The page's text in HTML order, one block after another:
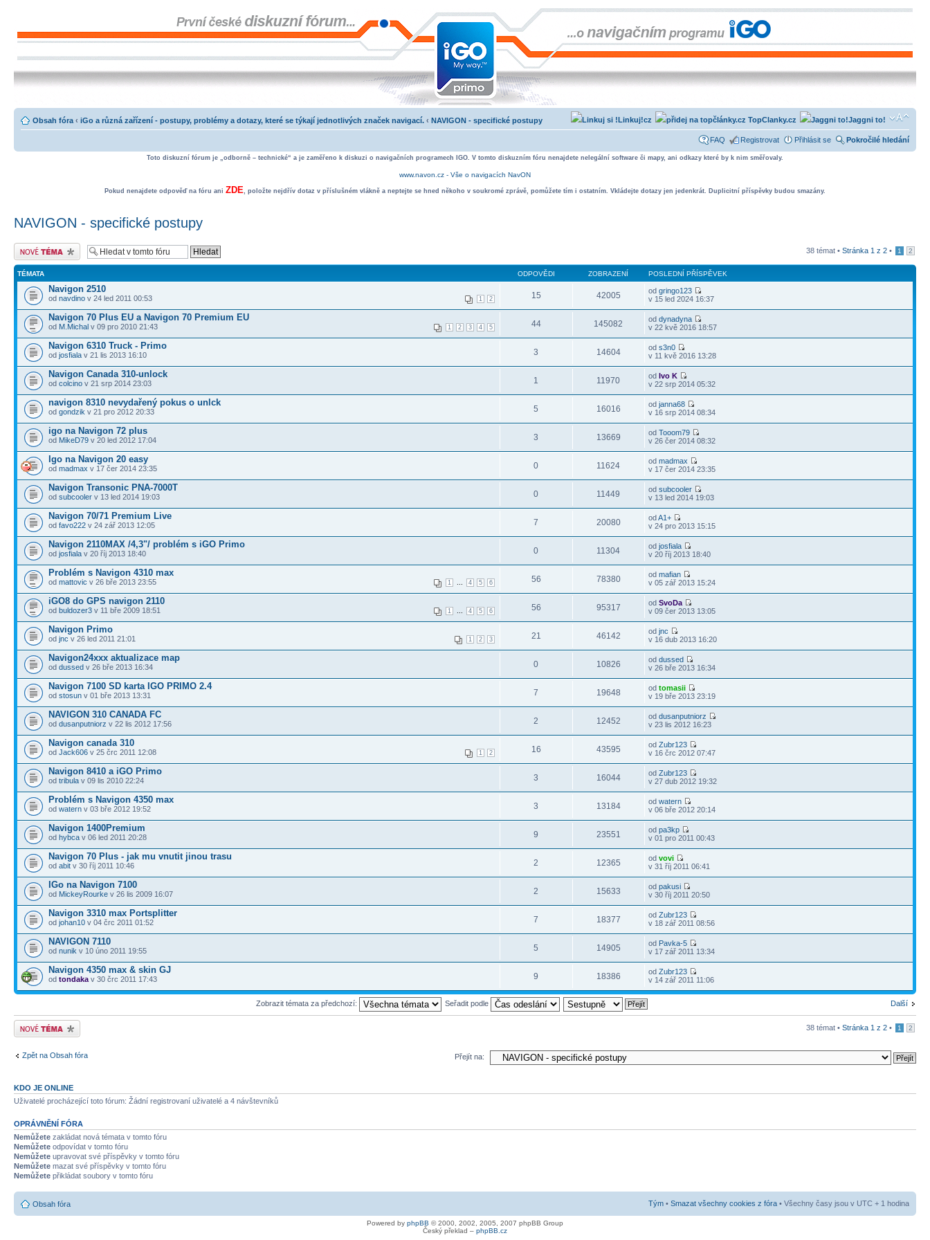
Obsah fóra ‹ iGo a různá zařízení - postupy, problémy a dotazy, které se týkají jednotlivých značek navigací. ‹ NAVIGON - specifické postupy Jaggni to!
TopClanky.cz
Linkuj!cz
FAQ Registrovat Přihlásit se Pokročilé hledání
Toto diskuzní fórum je „odborně – technické“ a je zaměřeno k diskuzi o navigačních programech IGO. V tomto diskuzním fóru nenajdete nelegální software či mapy, ani odkazy které by k nim směřovaly.
www.navon.cz - Vše o navigacích NavON
Pokud nenajdete odpověď na fóru ani ZDE, položte nejdřív dotaz v příslušném vlákně a neptejte se hned někoho v soukromé zprávě, pomůžete tím i ostatním. Vkládejte dotazy jen jedenkrát. Duplicitní příspěvky budou smazány.
NAVIGON - specifické postupy
Odeslat nové téma 38 témat • Stránka 1 z 2 • 1 2
TÉMATA ODPOVĚDI ZOBRAZENÍ POSLEDNÍ PŘÍSPĚVEK
Navigon 2510
1 2
od navdino v 24 led 2011 00:53 15 42005 odgringo123
v 15 led 2024 16:37
Navigon 70 Plus EU a Navigon 70 Premium EU
1 2 3 4 5
od M.Michal v 09 pro 2010 21:43 44 145082 oddynadyna
v 22 kvě 2016 18:57
Navigon 6310 Truck - Primo
od josfiala v 21 lis 2013 16:10 3 14604 ods3n0
v 11 kvě 2016 13:28
Navigon Canada 310-unlock
od colcino v 21 srp 2014 23:03 1 11970 odIvo K
v 22 srp 2014 05:32
navigon 8310 nevydařený pokus o unlck
od gondzik v 21 pro 2012 20:33 5 16016 odjanna68
v 16 srp 2014 08:34
igo na Navigon 72 plus
od MikeD79 v 20 led 2012 17:04 3 13669 odTooom79
v 26 čer 2014 08:32
Igo na Navigon 20 easy
od madmax v 17 čer 2014 23:35 0 11624 odmadmax
v 17 čer 2014 23:35
Navigon Transonic PNA-7000T
od subcooler v 13 led 2014 19:03 0 11449 odsubcooler
v 13 led 2014 19:03
Navigon 70/71 Premium Live
od favo222 v 24 zář 2013 12:05 7 20080 odA1+
v 24 pro 2013 15:15
Navigon 2110MAX /4,3"/ problém s iGO Primo
od josfiala v 20 říj 2013 18:40 0 11304 odjosfiala
v 20 říj 2013 18:40
Problém s Navigon 4310 max
1 4 5 6
od mattovic v 26 bře 2013 23:55 56 78380 odmafian
v 05 zář 2013 15:24
iGO8 do GPS navigon 2110
1 4 5 6
od buldozer3 v 11 bře 2009 18:51 56 95317 odSvoDa
v 09 čer 2013 13:05
Navigon Primo
1 2 3
od jnc v 26 led 2011 21:01 21 46142 odjnc
v 16 dub 2013 16:20
Navigon24xxx aktualizace map
od dussed v 26 bře 2013 16:34 0 10826 oddussed
v 26 bře 2013 16:34
Navigon 7100 SD karta IGO PRIMO 2.4
od stosun v 01 bře 2013 13:31 7 19648 odtomasii
v 19 bře 2013 23:19
NAVIGON 310 CANADA FC
od dusanputniorz v 22 lis 2012 17:56 2 12452 oddusanputniorz
v 23 lis 2012 16:23
Navigon canada 310
1 2
od Jack606 v 25 črc 2011 12:08 16 43595 odZubr123
v 16 črc 2012 07:47
Navigon 8410 a iGO Primo
od tribula v 09 lis 2010 22:24 3 16044 odZubr123
v 27 dub 2012 19:32
Problém s Navigon 4350 max
od watern v 03 bře 2012 19:52 3 13184 odwatern
v 06 bře 2012 20:14
Navigon 1400Premium
od hybca v 06 led 2011 20:28 9 23551 odpa3kp
v 01 pro 2011 00:43
Navigon 70 Plus - jak mu vnutit jinou trasu
od abit v 30 říj 2011 10:46 2 12365 odvovi
v 31 říj 2011 06:41
IGo na Navigon 7100
od MickeyRourke v 26 lis 2009 16:07 2 15633 odpakusi
v 30 říj 2011 20:50
Navigon 3310 max Portsplitter
od johan10 v 04 črc 2011 01:52 7 18377 odZubr123
v 18 zář 2011 08:56
NAVIGON 7110
od nunik v 10 úno 2011 19:55 5 14905 od Pavka-5
v 17 zář 2011 13:34
Navigon 4350 max & skin GJ
od tondaka v 30 črc 2011 17:43 9 18386 odZubr123
v 14 zář 2011 11:06
Další
Zobrazit témata za předchozí: Seřadit podle
Odeslat nové téma 38 témat • Stránka 1 z 2 • 1 2
Zpět na Obsah fóra Přejít na:
KDO JE ONLINE
Uživatelé procházející toto fórum: Žádní registrovaní uživatelé a 4 návštevníků
OPRÁVNĚNÍ FÓRA
Nemůžete zakládat nová témata v tomto fóru
Nemůžete odpovídat v tomto fóru
Nemůžete upravovat své příspěvky v tomto fóru
Nemůžete mazat své příspěvky v tomto fóru
Nemůžete přikládat soubory v tomto fóru
Obsah fóra Tým • Smazat všechny cookies z fóra • Všechny časy jsou v UTC + 1 hodina
Powered by phpBB © 2000, 2002, 2005, 2007 phpBB Group
Český překlad – phpBB.cz